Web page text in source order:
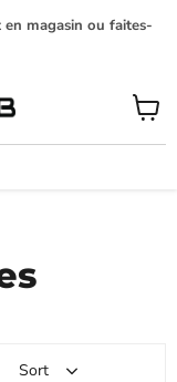
magasin ou faites-
Voir
le
Sort